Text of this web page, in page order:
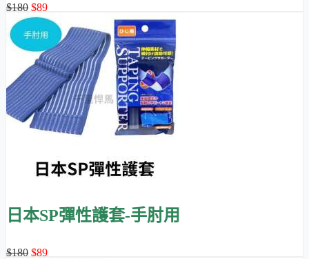
$180 $89
日本SP彈性護套-手肘用
$180 $89